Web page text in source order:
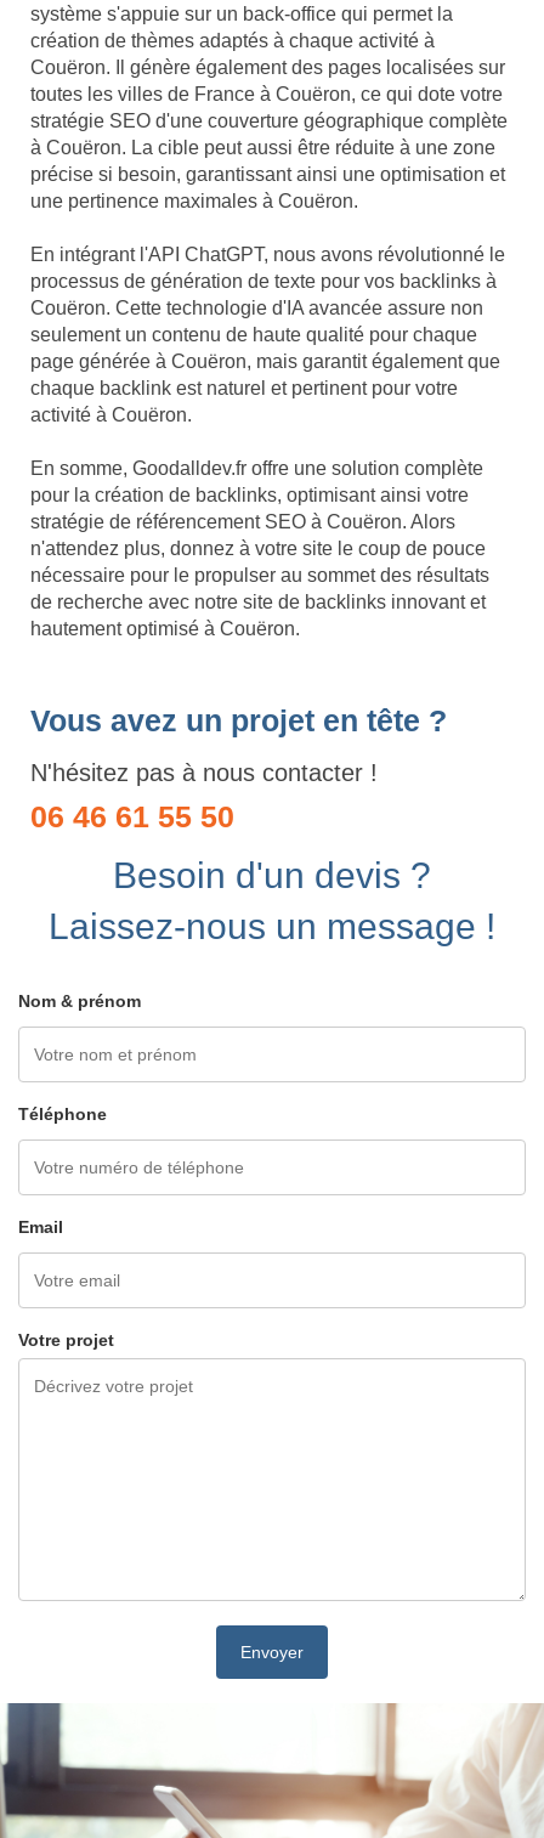
système s'appuie sur un back-office qui permet la
création de thèmes adaptés à chaque activité à
Couëron. Il génère également des pages localisées sur
toutes les villes de France à Couëron, ce qui dote votre
stratégie SEO d'une couverture géographique complète
à Couëron. La cible peut aussi être réduite à une zone
précise si besoin, garantissant ainsi une optimisation et
une pertinence maximales à Couëron.
En intégrant l'API ChatGPT, nous avons révolutionné le
processus de génération de texte pour vos backlinks à
Couëron. Cette technologie d'IA avancée assure non
seulement un contenu de haute qualité pour chaque
page générée à Couëron, mais garantit également que
chaque backlink est naturel et pertinent pour votre
activité à Couëron.
En somme, Goodalldev.fr offre une solution complète
pour la création de backlinks, optimisant ainsi votre
stratégie de référencement SEO à Couëron. Alors
n'attendez plus, donnez à votre site le coup de pouce
nécessaire pour le propulser au sommet des résultats
de recherche avec notre site de backlinks innovant et
hautement optimisé à Couëron.
Vous avez un projet en tête ?
N'hésitez pas à nous contacter !
06 46 61 55 50
Besoin d'un devis ?
Laissez-nous un message !
Nom & prénom
Téléphone
Email
Votre projet